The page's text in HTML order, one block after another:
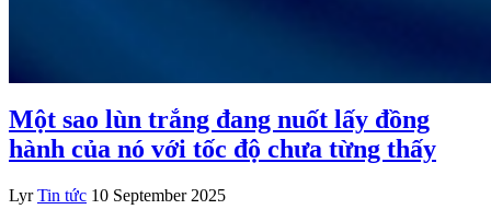
Một sao lùn trắng đang nuốt lấy đồng
hành của nó với tốc độ chưa từng thấy
Lyr Tin tức 10 September 2025